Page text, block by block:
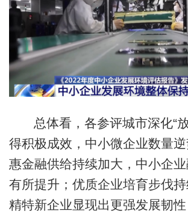
总体看，各参评城市深化“
得积极成效，中小微企业数量
惠金融供给持续加大，中小企
有所提升；优质企业培育步伐
精特新企业显现出更强发展韧